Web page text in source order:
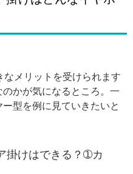
なメリットを受けられます
かが気になるところ。一
型を例に見ていきたいと
掛けはできる？➀カ